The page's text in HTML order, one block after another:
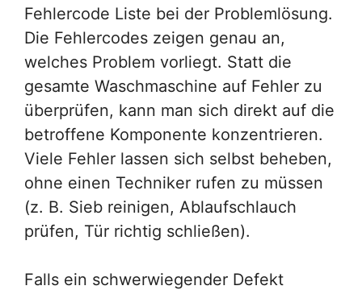
Fehlercode Liste bei der Problemlösung.
Die Fehlercodes zeigen genau an,
welches Problem vorliegt. Statt die
gesamte Waschmaschine auf Fehler zu
überprüfen, kann man sich direkt auf die
betroffene Komponente konzentrieren.
Viele Fehler lassen sich selbst beheben,
ohne einen Techniker rufen zu müssen
(z. B. Sieb reinigen, Ablaufschlauch
prüfen, Tür richtig schließen).
Falls ein schwerwiegender Defekt